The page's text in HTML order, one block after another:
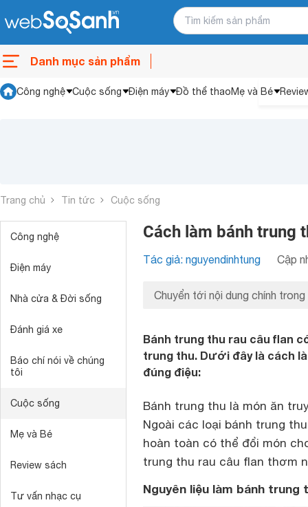
Danh mục sản phẩm
Công nghệ Cuộc sống Điện máy Đồ thể thaoMẹ và Bé
Trang chủ Tin tức Cuộc sống
Công nghệ
Điện máy
Nhà cửa & Đời sống
Đánh giá xe
Báo chí nói về chúng
tôi
Cuộc sống
Mẹ và Bé
Review sách
Tư vấn nhạc cụ
Cách làm bánh trung
Tác giả: nguyendinhtung Cập
Chuyển tới nội dung chính trong
Bánh trung thu rau câu flan
trung thu. Dưới đây là cách
đúng điệu:
Bánh trung thu là món ăn
Ngoài các loại bánh trung
hoàn toàn có thể đổi món
trung thu rau câu flan thơm
Nguyên liệu làm bánh trung